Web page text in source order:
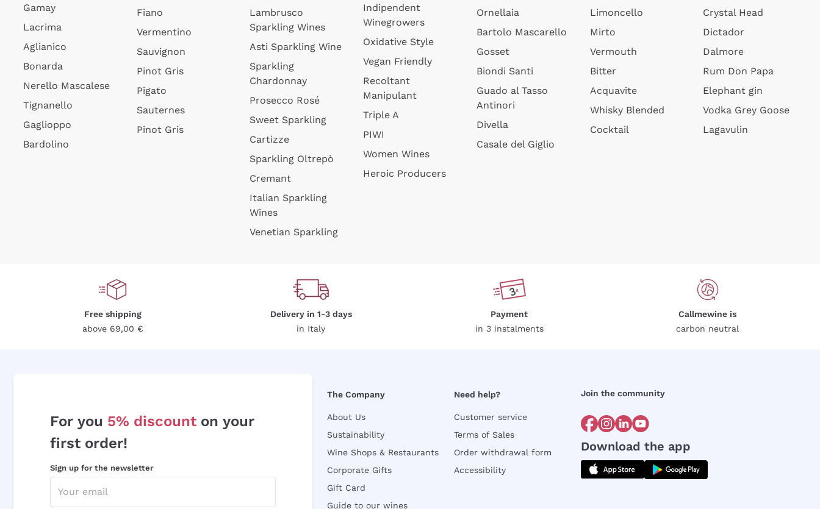
Gamay
Lacrima
Aglianico
Bonarda
Nerello Mascalese
Tignanello
Gaglioppo
Bardolino
Fiano
Vermentino
Sauvignon
Pinot Gris
Pigato
Sauternes
Pinot Gris
Lambrusco
Sparkling Wines
Asti Sparkling Wine
Sparkling
Chardonnay
Prosecco Rosé
Sweet Sparkling
Cartizze
Sparkling Oltrepò
Cremant
Italian Sparkling
Wines
Venetian Sparkling
Indipendent
Winegrowers
Oxidative Style
Vegan Friendly
Recoltant
Manipulant
Triple A
PIWI
Women Wines
Heroic Producers
Ornellaia
Bartolo Mascarello
Gosset
Biondi Santi
Guado al Tasso
Antinori
Divella
Casale del Giglio
Limoncello
Mirto
Vermouth
Bitter
Acquavite
Whisky Blended
Cocktail
Crystal Head
Dictador
Dalmore
Rum Don Papa
Elephant gin
Vodka Grey Goose
Lagavulin
Free shipping
above 69,00 €
Delivery in 1-3 days
in Italy
Payment
in 3 instalments
Callmewine is
carbon neutral
For you 5% discount on your
first order!
Sign up for the newsletter
The Company
About Us
Sustainability
Wine Shops & Restaurants
Corporate Gifts
Gift Card
Guide to our wines
Need help?
Customer service
Terms of Sales
Order withdrawal form
Accessibility
Join the community
Download the app